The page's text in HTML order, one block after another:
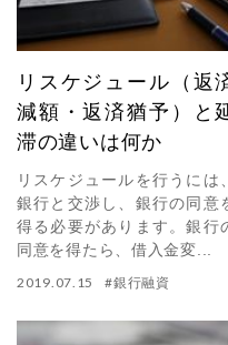
リスケジュール（返
減額・返済猶予）と
滞の違いは何か
リスケジュールを行うには、
銀行と交渉し、銀行の同意
得る必要があります。銀行
同意を得たら、借入金変...
2019.07.15 #銀行融資